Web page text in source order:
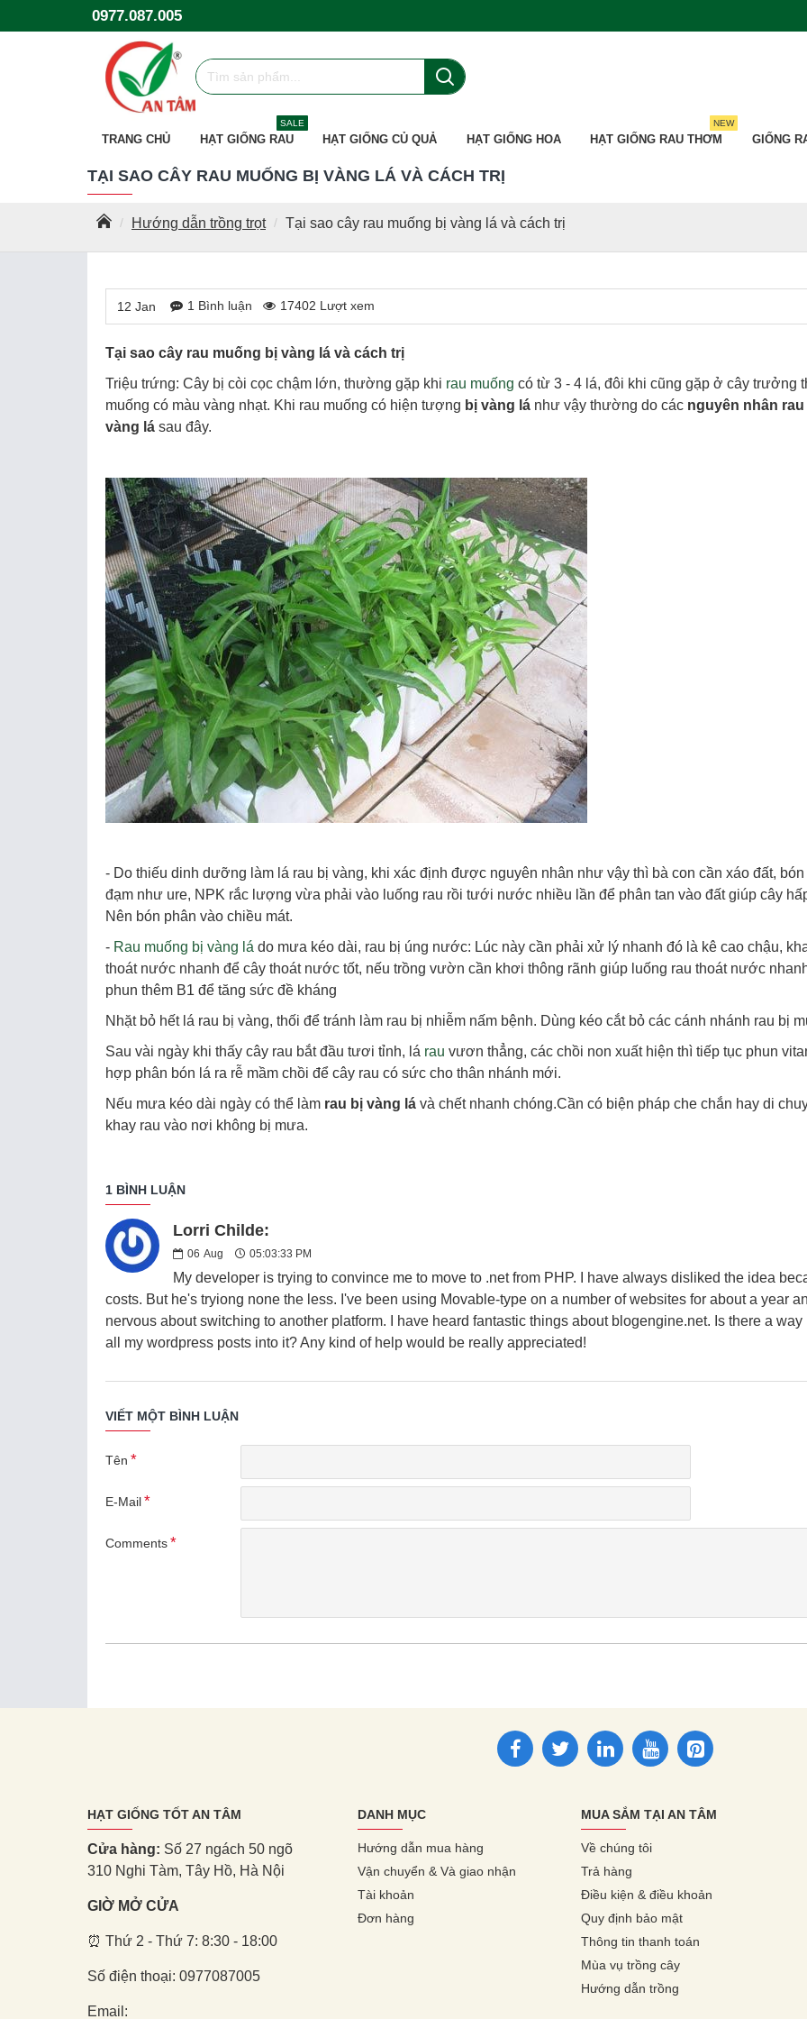
0977.087.005
TRANG CHỦ HẠT GIỐNG RAU
SALE
HẠT GIỐNG CỦ QUẢ HẠT GIỐNG HOA HẠT GIỐNG RAU THƠM
NEW
GIỐNG
Hướng dẫn trồng trọt Tại sao cây rau muống bị vàng lá và cách trị
TẠI SAO CÂY RAU MUỐNG BỊ VÀNG LÁ VÀ CÁCH TRỊ
12 Jan 1 Bình luận 17402 Lượt xem
Tại sao cây rau muống bị vàng lá và cách trị
Triệu trứng: Cây bị còi cọc chậm lớn, thường gặp khi rau muống có từ 3 - 4 lá, đôi khi cũng gặp ở cây trưởng
muống có màu vàng nhạt. Khi rau muống có hiện tượng bị vàng lá như vậy thường do các nguyên nhân
vàng lá sau đây.
- Do thiếu dinh dưỡng làm lá rau bị vàng, khi xác định được nguyên nhân như vậy thì bà con cần xáo đất, bón
đạm như ure, NPK rắc lượng vừa phải vào luống rau rồi tưới nước nhiều lần để phân tan vào đất giúp cây
Nên bón phân vào chiều mát.
- Rau muống bị vàng lá do mưa kéo dài, rau bị úng nước: Lúc này cần phải xử lý nhanh đó là kê cao chậu,
thoát nước nhanh để cây thoát nước tốt, nếu trồng vườn cần khơi thông rãnh giúp luống rau thoát nước
phun thêm B1 để tăng sức đề kháng
Nhặt bỏ hết lá rau bị vàng, thối để tránh làm rau bị nhiễm nấm bệnh. Dùng kéo cắt bỏ các cánh nhánh rau bị
Sau vài ngày khi thấy cây rau bắt đầu tươi tỉnh, lá rau vươn thẳng, các chồi non xuất hiện thì tiếp tục phun
hợp phân bón lá ra rễ mầm chồi để cây rau có sức cho thân nhánh mới.
Nếu mưa kéo dài ngày có thể làm rau bị vàng lá và chết nhanh chóng.Cần có biện pháp che chắn hay di
khay rau vào nơi không bị mưa.
1 BÌNH LUẬN
Lorri Childe:
06 Aug 05:03:33 PM
My developer is trying to convince me to move to .net from PHP. I have always disliked the idea
costs. But he's tryiong none the less. I've been using Movable-type on a number of websites for about a year
nervous about switching to another platform. I have heard fantastic things about blogengine.net. Is there a way
all my wordpress posts into it? Any kind of help would be really appreciated!
VIẾT MỘT BÌNH LUẬN
Tên
E-Mail
Comments
HẠT GIỐNG TỐT AN TÂM
Cửa hàng: Số 27 ngách 50 ngõ
310 Nghi Tàm, Tây Hồ, Hà Nội
GIỜ MỞ CỬA
⏰ Thứ 2 - Thứ 7: 8:30 - 18:00
Số điện thoại: 0977087005
Email:
DANH MỤC
Hướng dẫn mua hàng
Vận chuyển & Và giao nhận
Tài khoản
Đơn hàng
MUA SẮM TẠI AN TÂM
Về chúng tôi
Trả hàng
Điều kiện & điều khoản
Quy định bảo mật
Thông tin thanh toán
Mùa vụ trồng cây
Hướng dẫn trồng